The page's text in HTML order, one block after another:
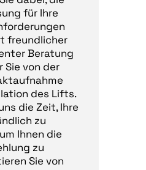
für Ihre
freundlicher
Beratung
Sie von der
des Lifts.
die Zeit, Ihre
zu
Ihnen die
zu
Sie von